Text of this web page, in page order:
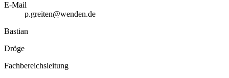
E-Mail
p.greiten@wenden.de
Bastian
Dröge
Fachbereichsleitung